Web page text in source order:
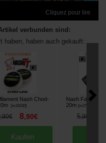
Cliquez pour lire
verbunden sind:
haben, haben auch gekauft:
Nash Chod-
[m24150]
,90€ 8,90€
Kaufen
Nash Fast Melt
20m [m27321
5,90